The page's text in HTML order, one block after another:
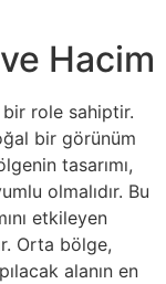
Hacim
role sahiptir.
bir görünüm
tasarımı,
olmalıdır. Bu
etkileyen
Orta bölge,
alanın en